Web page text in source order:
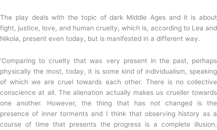
The play deals with the topic of dark Middle Ages and it is about
fight, justice, love, and human cruelty, which is, according to Lea and
Nikola, present even today, but is manifested in a different way.
‘Comparing to cruelty that was very present in the past, perhaps
physically the most, today, it is some kind of individualism, speaking
of which we are cruel towards each other. There is no collective
conscience at all. The alienation actually makes us crueller towards
one another. However, the thing that has not changed is the
presence of inner torments and I think that observing history as a
course of time that presents the progress is a complete illusion.